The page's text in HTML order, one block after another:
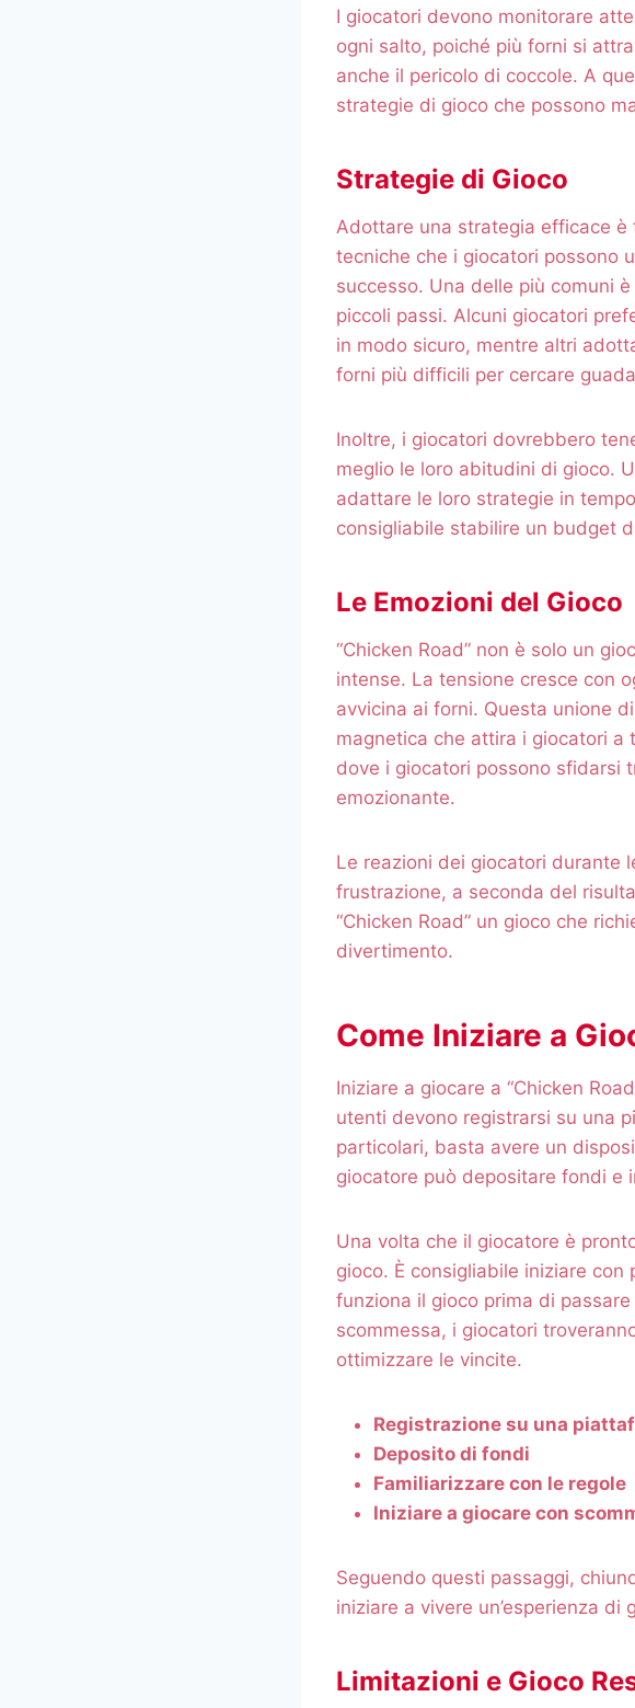
I giocatori devono monitorare
ogni salto, poiché più forni si
anche il pericolo di coccole. A
strategie di gioco che possono
Strategie di Gioco
Adottare una strategia efficace è
tecniche che i giocatori possono
successo. Una delle più comuni
piccoli passi. Alcuni giocatori
in modo sicuro, mentre altri
forni più difficili per cercare
Inoltre, i giocatori dovrebbero
meglio le loro abitudini di gioco.
adattare le loro strategie in
consigliabile stabilire un budget
Le Emozioni del Gioco
“Chicken Road” non è solo un
intense. La tensione cresce con
avvicina ai forni. Questa unione
magnetica che attira i giocatori a
dove i giocatori possono sfidarsi
emozionante.
Le reazioni dei giocatori durante
frustrazione, a seconda del
“Chicken Road” un gioco che
divertimento.
Come Iniziare a
Iniziare a giocare a “Chicken
utenti devono registrarsi su una
particolari, basta avere un
giocatore può depositare fondi e
Una volta che il giocatore è
gioco. È consigliabile iniziare
funziona il gioco prima di
scommessa, i giocatori
ottimizzare le vincite.
Registrazione su una
Deposito di fondi
Familiarizzare con le regole
Iniziare a giocare con
Seguendo questi passaggi,
iniziare a vivere un’esperienza di
Limitazioni e Gioco